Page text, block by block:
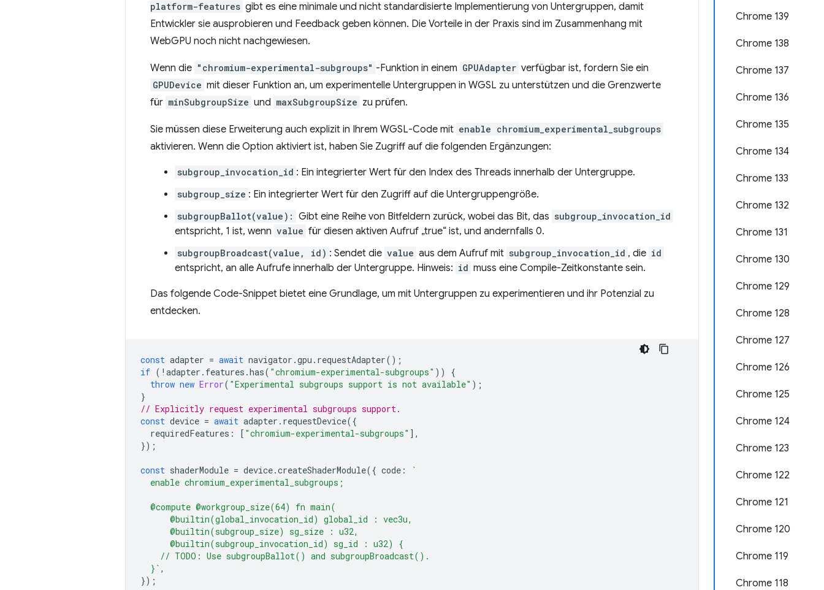
Chrome 139
Chrome 138
Chrome 137
Chrome 136
Chrome 135
Chrome 134
Chrome 133
Chrome 132
Chrome 131
Chrome 130
Chrome 129
Chrome 128
Chrome 127
Chrome 126
Chrome 125
Chrome 124
Chrome 123
Chrome 122
Chrome 121
Chrome 120
Chrome 119
Chrome 118
platform-features gibt es eine minimale und nicht standardisierte Implementierung von Untergruppen, damit
Entwickler sie ausprobieren und Feedback geben können. Die Vorteile in der Praxis sind im Zusammenhang mit
WebGPU noch nicht nachgewiesen.
Wenn die "chromium-experimental-subgroups" -Funktion in einem GPUAdapter verfügbar ist, fordern Sie ein
GPUDevice mit dieser Funktion an, um experimentelle Untergruppen in WGSL zu unterstützen und die Grenzwerte
für minSubgroupSize und maxSubgroupSize zu prüfen.
Sie müssen diese Erweiterung auch explizit in Ihrem WGSL-Code mit enable chromium_experimental_subgroups
aktivieren. Wenn die Option aktiviert ist, haben Sie Zugriff auf die folgenden Ergänzungen:
subgroup_invocation_id : Ein integrierter Wert für den Index des Threads innerhalb der Untergruppe.
subgroup_size : Ein integrierter Wert für den Zugriff auf die Untergruppengröße.
subgroupBallot(value): Gibt eine Reihe von Bitfeldern zurück, wobei das Bit, das subgroup_invocation_id
entspricht, 1 ist, wenn value für diesen aktiven Aufruf „true“ ist, und andernfalls 0.
subgroupBroadcast(value, id) : Sendet die value aus dem Aufruf mit subgroup_invocation_id , die id
entspricht, an alle Aufrufe innerhalb der Untergruppe. Hinweis: id muss eine Compile-Zeitkonstante sein.
Das folgende Code-Snippet bietet eine Grundlage, um mit Untergruppen zu experimentieren und ihr Potenzial zu
entdecken.
const adapter = await navigator .gpu . requestAdapter();
if ( ! adapter . features .has( "chromium-experimental-subgroups" ))
{
throw new Error( "Experimental subgroups support is not available" );
}
// Explicitly request experimental subgroups support.
const device = await adapter . requestDevice({
requiredFeatures : [ "chromium-experimental-subgroups" ],
});
const shaderModule = device.createShaderModule({ code :
`
  enable chromium_experimental_subgroups;
  @compute @workgroup_size(64) fn main(
      @builtin(global_invocation_id) global_id : vec3u,
      @builtin(subgroup_size) sg_size : u32,
      @builtin(subgroup_invocation_id) sg_id : u32) {
    // TODO: Use subgroupBallot() and subgroupBroadcast().
  }`
,
});